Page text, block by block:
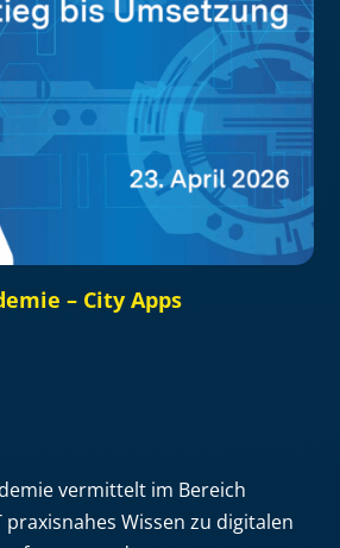
– City Apps
vermittelt im Bereich
Wissen zu digitalen